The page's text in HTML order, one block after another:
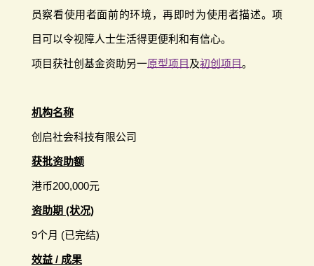
员察看使用者面前的环境，再即时为使用者描述。项
目可以令视障人士生活得更便利和有信心。
项目获社创基金资助另一原型项目 及初创项目。
机构名称
创启社会科技有限公司
获批资助额
港币200,000元
资助期 (状况)
9个月 (已完结)
效益 / 成果